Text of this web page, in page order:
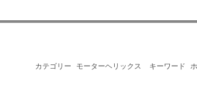
カテゴリー モーターヘリックス キーワード